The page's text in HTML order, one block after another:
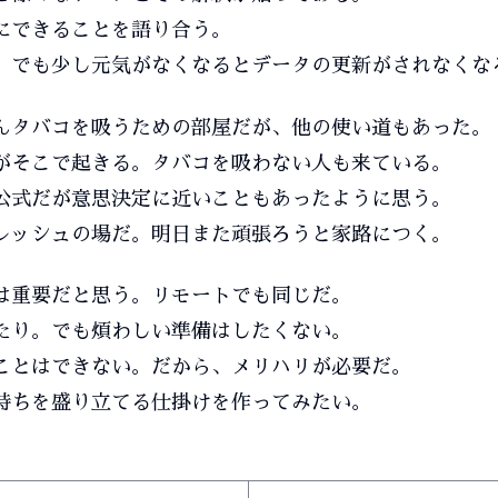
きることを語り合う。
も少し元気がなくなるとデータの更新がされなくな
バコを吸うための部屋だが、他の使い道もあった。
こで起きる。タバコを吸わない人も来ている。
だが意思決定に近いこともあったように思う。
シュの場だ。明日また頑張ろうと家路につく。
要だと思う。リモートでも同じだ。
。でも煩わしい準備はしたくない。
はできない。だから、メリハリが必要だ。
を盛り立てる仕掛けを作ってみたい。